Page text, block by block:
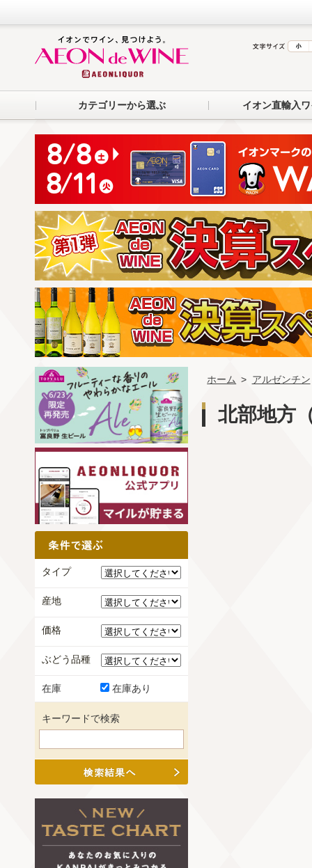
カテゴリーから選ぶ イオン直輸入
ホーム > アルゼンチン
北部地方
タイプ
産地
価格
ぶどう品種
在庫 在庫あり
キーワードで検索